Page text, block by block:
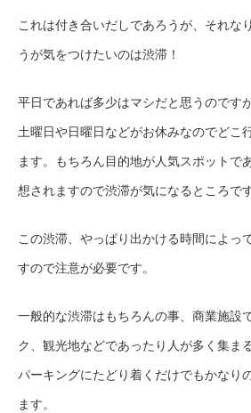
これは付き合いだしであろうが、それな
うが気をつけたいのは渋滞！
平日であれば多少はマシだと思うのです
土曜日や日曜日などがお休みなのでどこ
ます。もちろん目的地が人気スポットで
想されますので渋滞が気になるところです
この渋滞、やっぱり出かける時間によっ
すので注意が必要です。
一般的な渋滞はもちろんの事、商業施設
ク、観光地などであったり人が多く集ま
パーキングにたどり着くだけでもかなり
ます。